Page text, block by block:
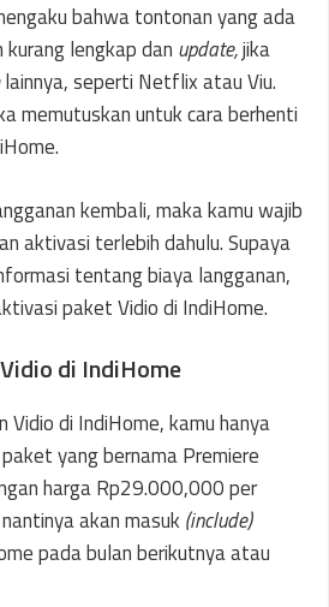
bahwa tontonan yang ada
kurang lengkap dan update,jika
lainnya, seperti Netflix atau Viu.
memutuskan untuk cara berhenti
kembali, maka kamu wajib
aktivasi terlebih dahulu. Supaya
tentang biaya langganan,
paket Vidio di IndiHome.
di IndiHome
Vidio di IndiHome, kamu hanya
yang bernama Premiere
harga Rp29.000,000 per
akan masuk (include)
pada bulan berikutnya atau